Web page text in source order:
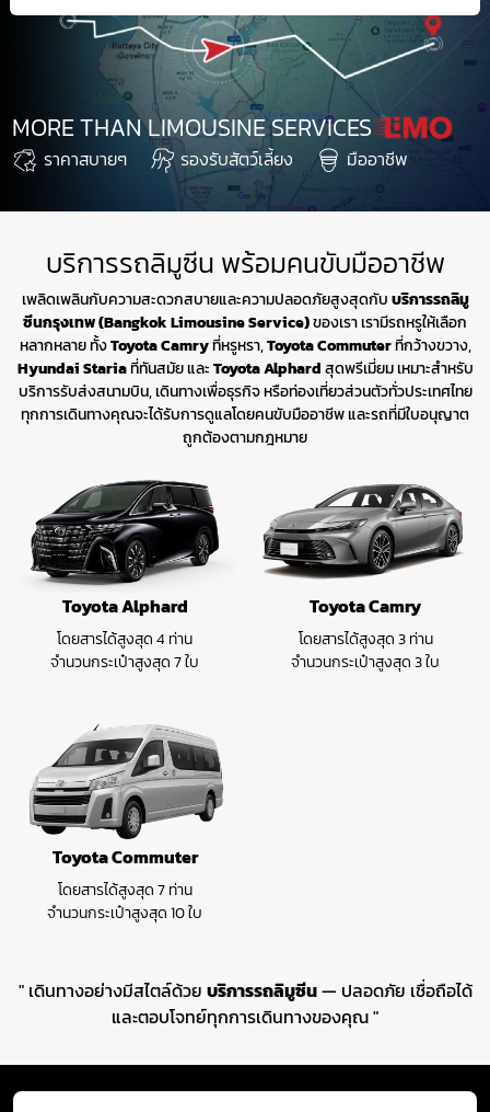
MORE THANLIMOUSINE SERVICES
ราคาสบายๆ รองรับสัตว์เลี้ยง มืออาชีพ
บริการรถลิมูซีน พร้อมคนขับมืออาชีพ
เพลิดเพลินกับความสะดวกสบายและความปลอดภัยสูงสุดกับบริการรถลิมู
ซีนกรุงเทพ (Bangkok Limousine Service)ของเรา เรามีรถหรูให้เลือก
หลากหลาย ทั้งToyota Camryที่หรูหรา,Toyota Commuterที่กว้างขวาง,
Hyundai Stariaที่ทันสมัย และToyota Alphardสุดพรีเมี่ยม เหมาะสำหรับ
บริการรับส่งสนามบิน, เดินทางเพื่อธุรกิจ หรือท่องเที่ยวส่วนตัวทั่วประเทศไทย
ทุกการเดินทางคุณจะได้รับการดูแลโดยคนขับมืออาชีพ และรถที่มีใบอนุญาต
ถูกต้องตามกฎหมาย
Toyota Alphard
โดยสารได้สูงสุด 4 ท่าน
จำนวนกระเป๋าสูงสุด 7 ใบ
Toyota Camry
โดยสารได้สูงสุด 3 ท่าน
จำนวนกระเป๋าสูงสุด 3 ใบ
Toyota Commuter
โดยสารได้สูงสุด 7 ท่าน
จำนวนกระเป๋าสูงสุด 10 ใบ
" เดินทางอย่างมีสไตล์ด้วย บริการรถลิมูซีน— ปลอดภัย เชื่อถือได้
และตอบโจทย์ทุกการเดินทางของคุณ "